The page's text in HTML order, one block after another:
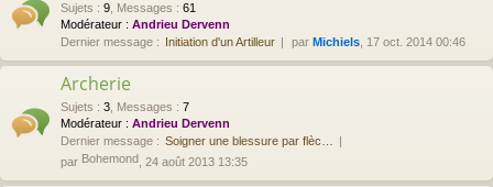
Sujets : 9 Messages : 61
Modérateur : Andrieu Dervenn
Dernier message : Initiation d'un Artilleur par Michiels , 17 oct. 2014 00:46
Archerie
Sujets : 3 Messages : 7
Modérateur : Andrieu Dervenn
Dernier message : Soigner une blessure par flèc…
par Bohemond , 24 août 2013 13:35